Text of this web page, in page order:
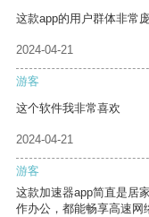
这款app的用户群体非常
2024-04-21
游客
这个软件我非常喜欢
2024-04-21
游客
这款加速器app简直是居
作办公，都能畅享高速网